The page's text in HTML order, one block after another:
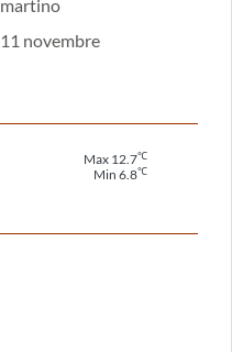
martino
11 novembre
Max 12.7℃
Min 6.8℃